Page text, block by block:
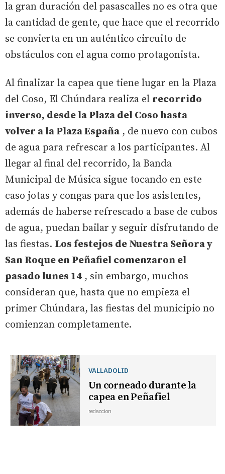
la gran duración del pasascalles no es otra que
la cantidad de gente, que hace que el recorrido
se convierta en un auténtico circuito de
obstáculos con el agua como protagonista.
Al finalizar la capea que tiene lugar en la Plaza
del Coso, El Chúndara realiza el recorrido
inverso, desde la Plaza del Coso hasta
volver a la Plaza España , de nuevo con cubos
de agua para refrescar a los participantes. Al
llegar al final del recorrido, la Banda
Municipal de Música sigue tocando en este
caso jotas y congas para que los asistentes,
además de haberse refrescado a base de cubos
de agua, puedan bailar y seguir disfrutando de
las fiestas. Los festejos de Nuestra Señora y
San Roque en Peñafiel comenzaron el
pasado lunes 14 , sin embargo, muchos
consideran que, hasta que no empieza el
primer Chúndara, las fiestas del municipio no
comienzan completamente.
VALLADOLID
Un corneado durante la
capea en Peñafiel
redaccion